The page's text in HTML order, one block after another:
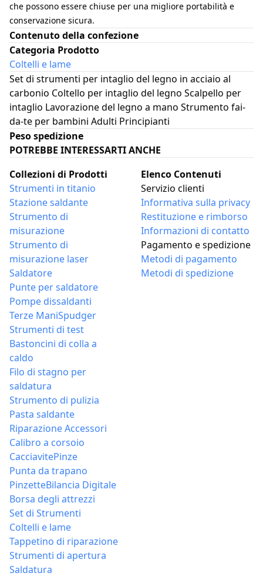
che possono essere chiuse per una migliore portabilità e
conservazione sicura.
Contenuto della confezione
Categoria Prodotto
Coltelli e lame
Set di strumenti per intaglio del legno in acciaio al
carbonio Coltello per intaglio del legno Scalpello per
intaglio Lavorazione del legno a mano Strumento fai-
da-te per bambini Adulti Principianti
Peso spedizione
POTREBBE INTERESSARTI ANCHE
Collezioni di Prodotti
Strumenti in titanio
Stazione saldante
Strumento di
misurazione
Strumento di
misurazione laser
Saldatore
Punte per saldatore
Pompe dissaldanti
Terze ManiSpudger
Strumenti di test
Bastoncini di colla a
caldo
Filo di stagno per
saldatura
Strumento di pulizia
Pasta saldante
Riparazione Accessori
Calibro a corsoio
CacciavitePinze
Punta da trapano
PinzetteBilancia Digitale
Borsa degli attrezzi
Set di Strumenti
Coltelli e lame
Tappetino di riparazione
Strumenti di apertura
Saldatura
Elenco Contenuti
Servizio clienti
Informativa sulla privacy
Restituzione e rimborso
Informazioni di contatto
Pagamento e spedizione
Metodi di pagamento
Metodi di spedizione